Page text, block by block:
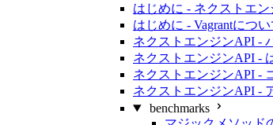
はじめに - ネクストエ
はじめに - Vagrantについ
ネクストエンジンAPI -
ネクストエンジンAPI -
ネクストエンジンAPI -
ネクストエンジンAPI -
benchmarks